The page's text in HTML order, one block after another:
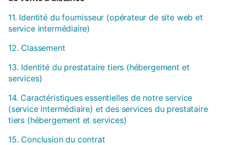
11. Identité du fournisseur (opérateur de site web et
service intermédiaire)
12. Classement
13. Identité du prestataire tiers (hébergement et
services)
14. Caractéristiques essentielles de notre service
(service intermédiaire) et des services du prestataire
tiers (hébergement et services)
15. Conclusion du contrat